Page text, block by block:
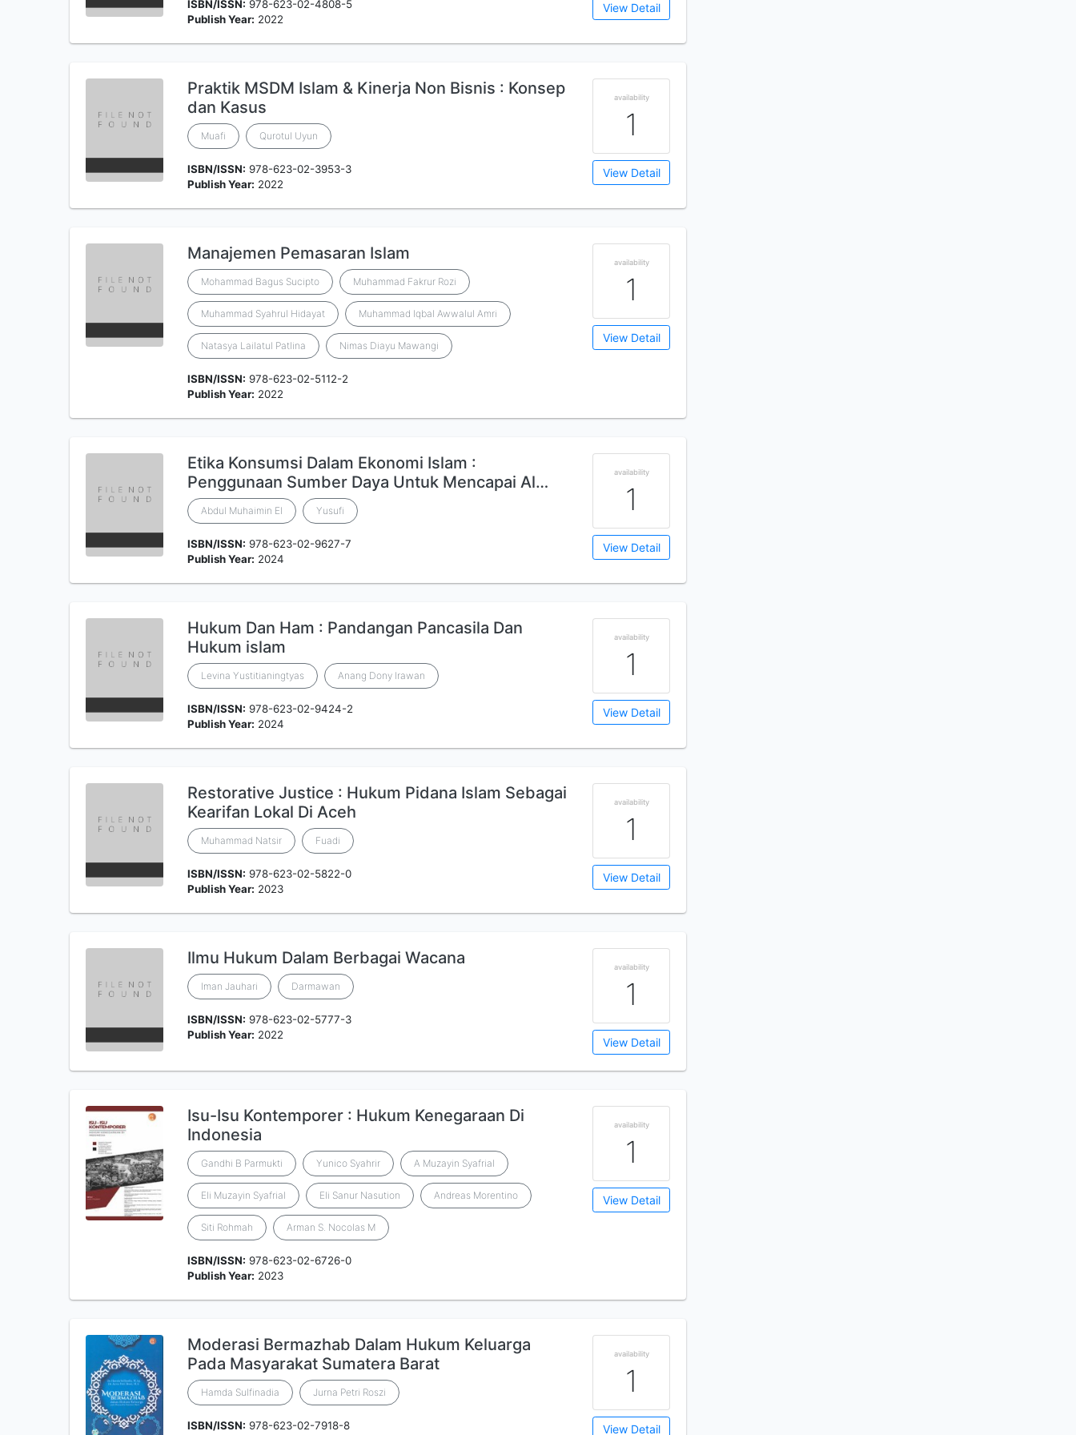
ISBN/ISSN: 978-623-02-4808-5
Publish Year: 2022
View Detail
Praktik MSDM Islam & Kinerja Non Bisnis : Konsep
dan Kasus
Muafi Qurotul Uyun
ISBN/ISSN: 978-623-02-3953-3
Publish Year: 2022
availability
1
View Detail
Manajemen Pemasaran Islam
Mohammad Bagus Sucipto Muhammad Fakrur Rozi
Muhammad Syahrul Hidayat Muhammad Iqbal Awwalul Amri
Natasya Lailatul Patlina Nimas Diayu Mawangi
ISBN/ISSN: 978-623-02-5112-2
Publish Year: 2022
availability
1
View Detail
Etika Konsumsi Dalam Ekonomi Islam :
Penggunaan Sumber Daya Untuk Mencapai Al…
Abdul Muhaimin El Yusufi
ISBN/ISSN: 978-623-02-9627-7
Publish Year: 2024
availability
1
View Detail
Hukum Dan Ham : Pandangan Pancasila Dan
Hukum islam
Levina Yustitianingtyas Anang Dony Irawan
ISBN/ISSN: 978-623-02-9424-2
Publish Year: 2024
availability
1
View Detail
Restorative Justice : Hukum Pidana Islam Sebagai
Kearifan Lokal Di Aceh
Muhammad Natsir Fuadi
ISBN/ISSN: 978-623-02-5822-0
Publish Year: 2023
availability
1
View Detail
Ilmu Hukum Dalam Berbagai Wacana
Iman Jauhari Darmawan
ISBN/ISSN: 978-623-02-5777-3
Publish Year: 2022
availability
1
View Detail
Isu-Isu Kontemporer : Hukum Kenegaraan Di
Indonesia
Gandhi B Parmukti Yunico Syahrir A Muzayin Syafrial
Eli Muzayin Syafrial Eli Sanur Nasution Andreas Morentino
Siti Rohmah Arman S. Nocolas M
ISBN/ISSN: 978-623-02-6726-0
Publish Year: 2023
availability
1
View Detail
Moderasi Bermazhab Dalam Hukum Keluarga
Pada Masyarakat Sumatera Barat
Hamda Sulfinadia Jurna Petri Roszi
ISBN/ISSN: 978-623-02-7918-8
availability
1
View Detail